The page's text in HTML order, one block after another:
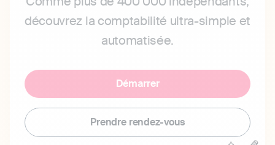
découvrez la comptabilité ultra-simple et
automatisée.
Démarrer
Prendre rendez-vous